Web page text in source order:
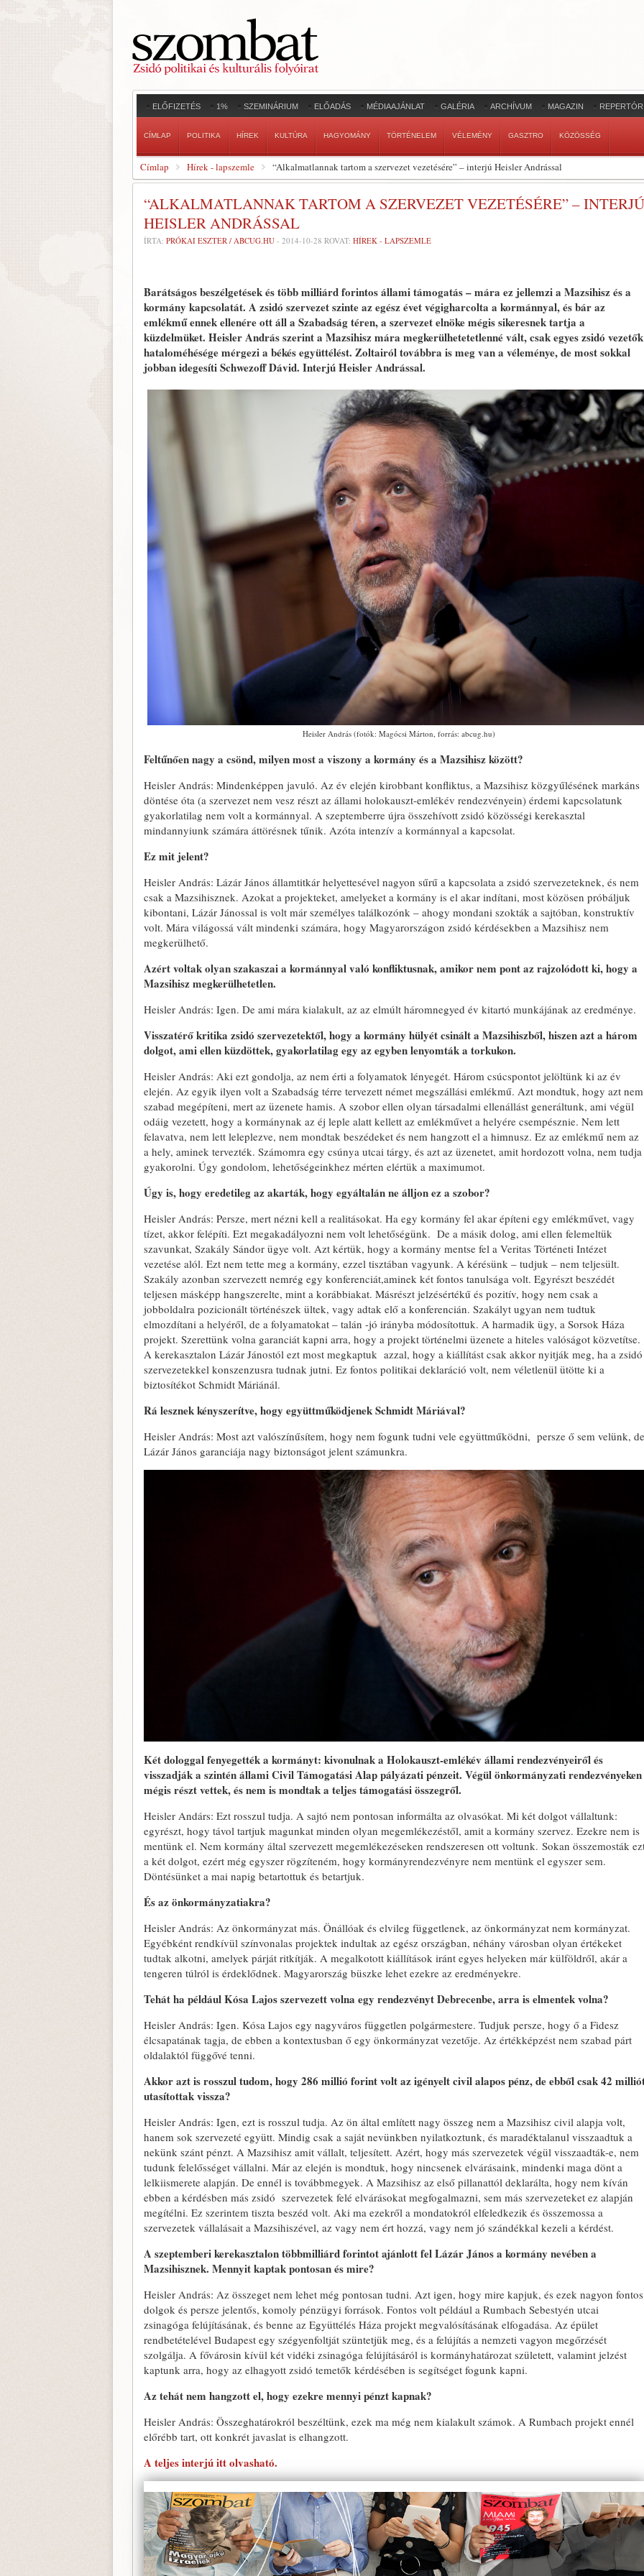
ELŐFIZETÉS 1% SZEMINÁRIUM ELŐADÁS MÉDIAAJÁNLAT GALÉRIA ARCHÍVUM MAGAZIN
CÍMLAP POLITIKA HÍREK KULTÚRA HAGYOMÁNY TÖRTÉNELEM VÉLEMÉNY GASZTRO KÖZÖSSÉG
Címlap Hírek - lapszemle “Alkalmatlannak tartom a szervezet vezetésére” – interjú Heisler Andrással
“ALKALMATLANNAK TARTOM A SZERVEZET VEZETÉSÉRE” – INTERJÚ
HEISLER ANDRÁSSAL
ÍRTA: PRÓKAI ESZTER / ABCUG.HU - 2014-10-28 ROVAT: HÍREK - LAPSZEMLE
Barátságos beszélgetések és több milliárd forintos állami támogatás – mára ez jellemzi a Mazsihisz és a
kormány kapcsolatát. A zsidó szervezet szinte az egész évet végigharcolta a kormánnyal, és bár az
emlékmű ennek ellenére ott áll a Szabadság téren, a szervezet elnöke mégis sikeresnek tartja a
küzdelmüket. Heisler András szerint a Mazsihisz mára megkerülhetetetlenné vált, csak egyes zsidó vezetők
hataloméhésége mérgezi a békés együttélést. Zoltairól továbbra is meg van a véleménye, de most sokkal
jobban idegesíti Schwezoff Dávid. Interjú Heisler Andrással.
Heisler András (fotók: Magócsi Márton, forrás: abcug.hu)
Feltűnően nagy a csönd, milyen most a viszony a kormány és a Mazsihisz között?
Heisler András: Mindenképpen javuló. Az év elején kirobbant konfliktus, a Mazsihisz közgyűlésének markáns
döntése óta (a szervezet nem vesz részt az állami holokauszt-emlékév rendezvényein) érdemi kapcsolatunk
gyakorlatilag nem volt a kormánnyal. A szeptemberre újra összehívott zsidó közösségi kerekasztal
mindannyiunk számára áttörésnek tűnik. Azóta intenzív a kormánnyal a kapcsolat.
Ez mit jelent?
Heisler András: Lázár János államtitkár helyettesével nagyon sűrű a kapcsolata a zsidó szervezeteknek, és nem
csak a Mazsihisznek. Azokat a projekteket, amelyeket a kormány is el akar indítani, most közösen próbáljuk
kibontani, Lázár Jánossal is volt már személyes találkozónk – ahogy mondani szokták a sajtóban, konstruktív
volt. Mára világossá vált mindenki számára, hogy Magyarországon zsidó kérdésekben a Mazsihisz nem
megkerülhető.
Azért voltak olyan szakaszai a kormánnyal való konfliktusnak, amikor nem pont az rajzolódott ki, hogy a
Mazsihisz megkerülhetetlen.
Heisler András: Igen. De ami mára kialakult, az az elmúlt háromnegyed év kitartó munkájának az eredménye.
Visszatérő kritika zsidó szervezetektől, hogy a kormány hülyét csinált a Mazsihiszből, hiszen azt a három
dolgot, ami ellen küzdöttek, gyakorlatilag egy az egyben lenyomták a torkukon.
Heisler András: Aki ezt gondolja, az nem érti a folyamatok lényegét. Három csúcspontot jelöltünk ki az év
elején. Az egyik ilyen volt a Szabadság térre tervezett német megszállási emlékmű. Azt mondtuk, hogy azt nem
szabad megépíteni, mert az üzenete hamis. A szobor ellen olyan társadalmi ellenállást generáltunk, ami végül
odáig vezetett, hogy a kormánynak az éj leple alatt kellett az emlékművet a helyére csempésznie. Nem lett
felavatva, nem lett leleplezve, nem mondtak beszédeket és nem hangzott el a himnusz. Ez az emlékmű nem az
a hely, aminek tervezték. Számomra egy csúnya utcai tárgy, és azt az üzenetet, amit hordozott volna, nem tudja
gyakorolni. Úgy gondolom, lehetőségeinkhez mérten elértük a maximumot.
Úgy is, hogy eredetileg az akarták, hogy egyáltalán ne álljon ez a szobor?
Heisler András: Persze, mert nézni kell a realitásokat. Ha egy kormány fel akar építeni egy emlékművet, vagy
tízet, akkor felépíti. Ezt megakadályozni nem volt lehetőségünk. De a másik dolog, ami ellen felemeltük
szavunkat, Szakály Sándor ügye volt. Azt kértük, hogy a kormány mentse fel a Veritas Történeti Intézet
vezetése alól. Ezt nem tette meg a kormány, ezzel tisztában vagyunk. A kérésünk – tudjuk – nem teljesült.
Szakály azonban szervezett nemrég egy konferenciát,aminek két fontos tanulsága volt. Egyrészt beszédét
teljesen másképp hangszerelte, mint a korábbiakat. Másrészt jelzésértékű és pozitív, hogy nem csak a
jobboldalra pozicionált történészek ültek, vagy adtak elő a konferencián. Szakályt ugyan nem tudtuk
elmozdítani a helyéről, de a folyamatokat – talán -jó irányba módosítottuk. A harmadik ügy, a Sorsok Háza
projekt. Szerettünk volna garanciát kapni arra, hogy a projekt történelmi üzenete a hiteles valóságot közvetítse.
A kerekasztalon Lázár Jánostól ezt most megkaptuk azzal, hogy a kiállítást csak akkor nyitják meg, ha a zsidó
szervezetekkel konszenzusra tudnak jutni. Ez fontos politikai deklaráció volt, nem véletlenül ütötte ki a
biztosítékot Schmidt Máriánál.
Rá lesznek kényszerítve, hogy együttműködjenek Schmidt Máriával?
Heisler András: Most azt valószínűsítem, hogy nem fogunk tudni vele együttműködni, persze ő sem velünk, de
Lázár János garanciája nagy biztonságot jelent számunkra.
Két dologgal fenyegették a kormányt: kivonulnak a Holokauszt-emlékév állami rendezvényeiről és
visszadják a szintén állami Civil Támogatási Alap pályázati pénzeit. Végül önkormányzati rendezvényeken
mégis részt vettek, és nem is mondtak a teljes támogatási összegről.
Heisler Andárs: Ezt rosszul tudja. A sajtó nem pontosan informálta az olvasókat. Mi két dolgot vállaltunk:
egyrészt, hogy távol tartjuk magunkat minden olyan megemlékezéstől, amit a kormány szervez. Ezekre nem is
mentünk el. Nem kormány által szervezett megemlékezéseken rendszeresen ott voltunk. Sokan összemosták
a két dolgot, ezért még egyszer rögzíteném, hogy kormányrendezvényre nem mentünk el egyszer sem.
Döntésünket a mai napig betartottuk és betartjuk.
És az önkormányzatiakra?
Heisler András: Az önkormányzat más. Önállóak és elvileg függetlenek, az önkormányzat nem kormányzat.
Egyébként rendkívül színvonalas projektek indultak az egész országban, néhány városban olyan értékeket
tudtak alkotni, amelyek párját ritkítják. A megalkotott kiállítások iránt egyes helyeken már külföldről, akár a
tengeren túlról is érdeklődnek. Magyarország büszke lehet ezekre az eredményekre.
Tehát ha példáulKósa Lajos szervezett volna egy rendezvényt Debrecenbe, arra is elmentek volna?
Heisler András: Igen. Kósa Lajos egy nagyváros független polgármestere. Tudjuk persze, hogy ő a Fidesz
élcsapatának tagja, de ebben a kontextusban ő egy önkormányzat vezetője. Az értékképzést nem szabad párt
oldalaktól függővé tenni.
Akkor azt is rosszul tudom, hogy 286 millió forint volt az igényelt civil alapos pénz, de ebből csak 42
utasítottak vissza?
Heisler András: Igen, ezt is rosszul tudja. Az ön által említett nagy összeg nem a Mazsihisz civil alapja volt,
hanem sok szervezeté együtt. Mindig csak a saját nevünkben nyilatkoztunk, és maradéktalanul visszaadtuk a
nekünk szánt pénzt. A Mazsihisz amit vállalt, teljesített. Azért, hogy más szervezetek végül visszaadták-e, nem
tudunk felelősséget vállalni. Már az elején is mondtuk, hogy nincsenek elvárásaink, mindenki maga dönt a
lelkiismerete alapján. De ennél is továbbmegyek. A Mazsihisz az első pillanattól deklarálta, hogy nem kíván
ebben a kérdésben más zsidó szervezetek felé elvárásokat megfogalmazni, sem más szervezeteket ez alapján
megítélni. Ez szerintem tiszta beszéd volt. Aki ma ezekről a mondatokról elfeledkezik és összemossa a
szervezetek vállalásait a Mazsihiszével, az vagy nem ért hozzá, vagy nem jó szándékkal kezeli a kérdést.
A szeptemberi kerekasztalon többmilliárd forintot ajánlott fel Lázár János a kormány nevében a
Mazsihisznek. Mennyit kaptak pontosan és mire?
Heisler András: Az összeget nem lehet még pontosan tudni. Azt igen, hogy mire kapjuk, és ezek nagyon fontos
dolgok és persze jelentős, komoly pénzügyi források. Fontos volt például a Rumbach Sebestyén utcai
zsinagóga felújításának, és benne az Együttélés Háza projekt megvalósításának elfogadása. Az épület
rendbetételével Budapest egy szégyenfoltját szüntetjük meg, és a felújítás a nemzeti vagyon megőrzését
szolgálja. A fővárosin kívül két vidéki zsinagóga felújításáról is kormányhatározat született, valamint jelzést
kaptunk arra, hogy az elhagyott zsidó temetők kérdésében is segítséget fogunk kapni.
Az tehát nem hangzott el, hogy ezekre mennyi pénzt kapnak?
Heisler András: Összeghatárokról beszéltünk, ezek ma még nem kialakult számok. A Rumbach projekt ennél
előrébb tart, ott konkrét javaslat is elhangzott.
A teljes interjú itt olvasható.